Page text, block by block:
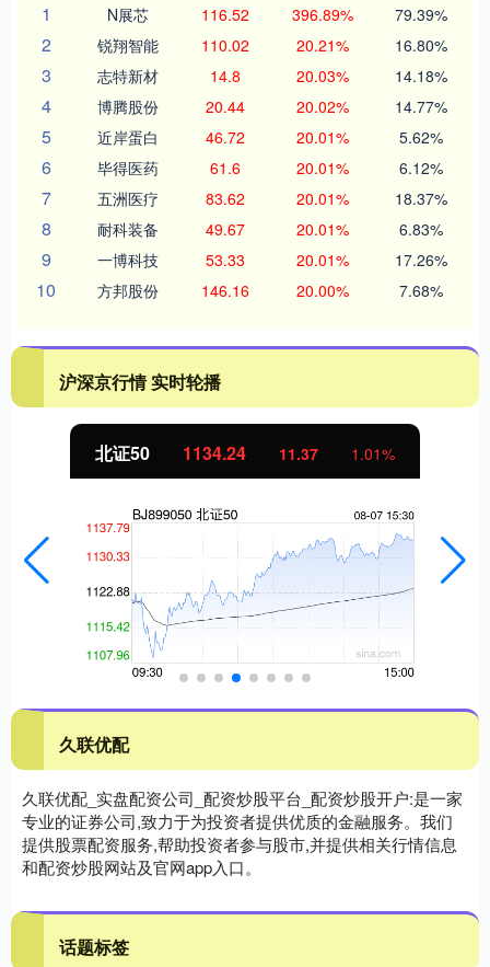
1
N展芯 116.52 396.89% 79.39%
2 锐翔智能 110.02 20.21% 16.80%
3 志特新材 14.8 20.03% 14.18%
4 博腾股份 20.44 20.02% 14.77%
5 近岸蛋白 46.72 20.01% 5.62%
6 毕得医药 61.6 20.01% 6.12%
7 五洲医疗 83.62 20.01% 18.37%
8 耐科装备 49.67 20.01% 6.83%
9 一博科技 53.33 20.01% 17.26%
10 方邦股份 146.16 20.00% 7.68%
沪深京行情 实时轮播
北证50 1134.24 11.37 1.01%
久联优配
久联优配_实盘配资公司_配资炒股平台_配资炒股开户:是一家
专业的证券公司,致力于为投资者提供优质的金融服务。我们
提供股票配资服务,帮助投资者参与股市,并提供相关行情信息
和配资炒股网站及官网app入口。
话题标签